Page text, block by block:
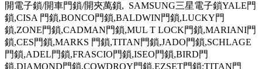
開電子鎖/開車門鎖/開夾萬鎖, SAMSUNG三星電子鎖YALE門
鎖,CISA 門鎖,BONCO門鎖,BALDWIN門鎖,LUCKY門
鎖,ZONE門鎖,CADMAN門鎖,MUL T LOCK門鎖,MARIANI門
鎖,CES門鎖,MARKS 門鎖,TITAN門鎖,JADO門鎖,SCHLAGE
門鎖,ADEL門鎖,FRASCIO門鎖,ISEO門鎖,BIRD門
鎖,DIAMOND門鎖,COWDROY門鎖,EZSET門鎖;TITAN門